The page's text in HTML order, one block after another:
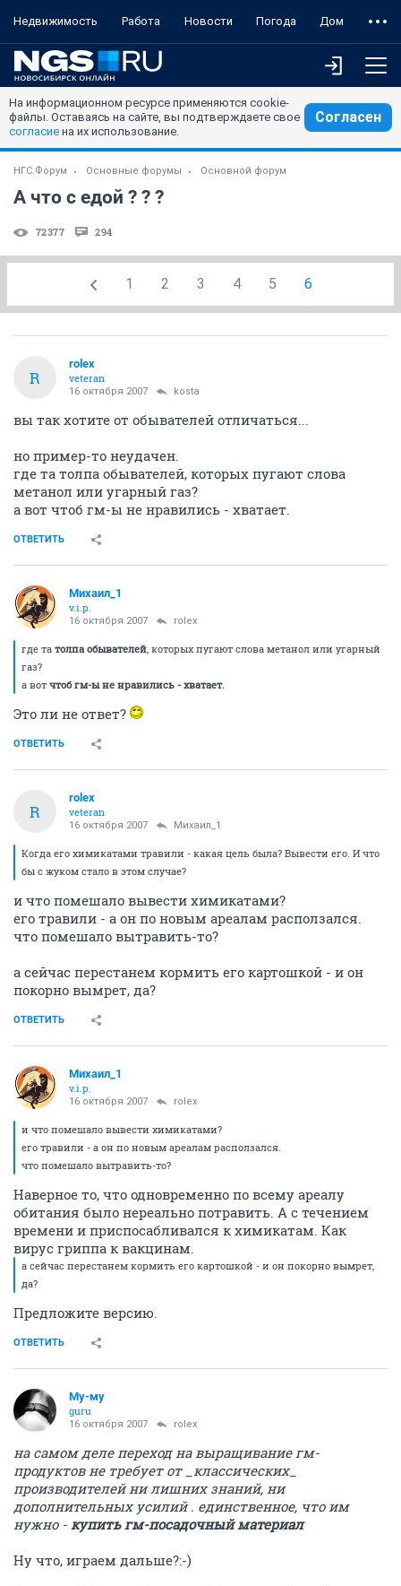
Недвижимость Работа Новости Погода Дом
На информационном ресурсе применяются cookie-
файлы. Оставаясь на сайте, вы подтверждаете свое
согласие на их использование.
Согласен
НГС.Форум Основные форумы Основной форум
А что с едой ? ? ?
72377 294
1 2 3 4 5 6
R
rolex
veteran
16 октября 2007 kosta
вы так хотите от обывателей отличаться...
но пример-то неудачен.
где та толпа обывателей, которых пугают слова
метанол или угарный газ?
а вот чтоб гм-ы не нравились - хватает.
ОТВЕТИТЬ
Михаил_1
v.i.p.
16 октября 2007 rolex
где та толпа обывателей, которых пугают слова метанол или угарный
газ?
а вот чтоб гм-ы не нравились - хватает.
Это ли не ответ?
ОТВЕТИТЬ
R
rolex
veteran
16 октября 2007 Михаил_1
Когда его химикатами травили - какая цель была? Вывести его. И что
бы с жуком стало в этом случае?
и что помешало вывести химикатами?
его травили - а он по новым ареалам расползался.
что помешало вытравить-то?
а сейчас перестанем кормить его картошкой - и он
покорно вымрет, да?
ОТВЕТИТЬ
Михаил_1
v.i.p.
16 октября 2007 rolex
и что помешало вывести химикатами?
его травили - а он по новым ареалам расползался.
что помешало вытравить-то?
Наверное то, что одновременно по всему ареалу
обитания было нереально потравить. А с течением
времени и приспосабливался к химикатам. Как
вирус гриппа к вакцинам.
а сейчас перестанем кормить его картошкой - и он покорно вымрет,
да?
Предложите версию.
ОТВЕТИТЬ
Му-му
guru
16 октября 2007 rolex
на самом деле переход на выращивание гм-
продуктов не требует от _классических_
производителей ни лишних знаний, ни
дополнительных усилий . единственное, что им
нужно - купить гм-посадочный материал
Ну что, играем дальше?:-)